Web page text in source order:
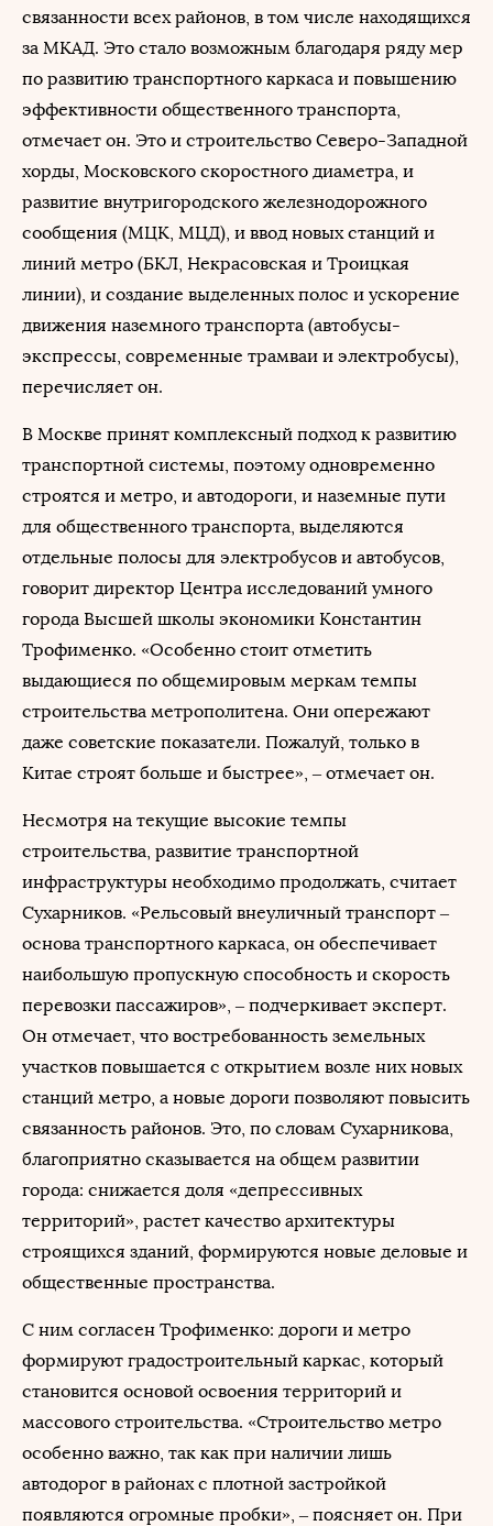
связанности всех районов, в том числе находящихся
за МКАД. Это стало возможным благодаря ряду мер
по развитию транспортного каркаса и повышению
эффективности общественного транспорта,
отмечает он. Это и строительство Северо-Западной
хорды, Московского скоростного диаметра, и
развитие внутригородского железнодорожного
сообщения (МЦК, МЦД), и ввод новых станций и
линий метро (БКЛ, Некрасовская и Троицкая
линии), и создание выделенных полос и ускорение
движения наземного транспорта (автобусы-
экспрессы, современные трамваи и электробусы),
перечисляет он.
В Москве принят комплексный подход к развитию
транспортной системы, поэтому одновременно
строятся и метро, и автодороги, и наземные пути
для общественного транспорта, выделяются
отдельные полосы для электробусов и автобусов,
говорит директор Центра исследований умного
города Высшей школы экономики Константин
Трофименко. «Особенно стоит отметить
выдающиеся по общемировым меркам темпы
строительства метрополитена. Они опережают
даже советские показатели. Пожалуй, только в
Китае строят больше и быстрее», – отмечает он.
Несмотря на текущие высокие темпы
строительства, развитие транспортной
инфраструктуры необходимо продолжать, считает
Сухарников. «Рельсовый внеуличный транспорт –
основа транспортного каркаса, он обеспечивает
наибольшую пропускную способность и скорость
перевозки пассажиров», – подчеркивает эксперт.
Он отмечает, что востребованность земельных
участков повышается с открытием возле них новых
станций метро, а новые дороги позволяют повысить
связанность районов. Это, по словам Сухарникова,
благоприятно сказывается на общем развитии
города: снижается доля «депрессивных
территорий», растет качество архитектуры
строящихся зданий, формируются новые деловые и
общественные пространства.
С ним согласен Трофименко: дороги и метро
формируют градостроительный каркас, который
становится основой освоения территорий и
массового строительства. «Строительство метро
особенно важно, так как при наличии лишь
автодорог в районах с плотной застройкой
появляются огромные пробки», – поясняет он. При